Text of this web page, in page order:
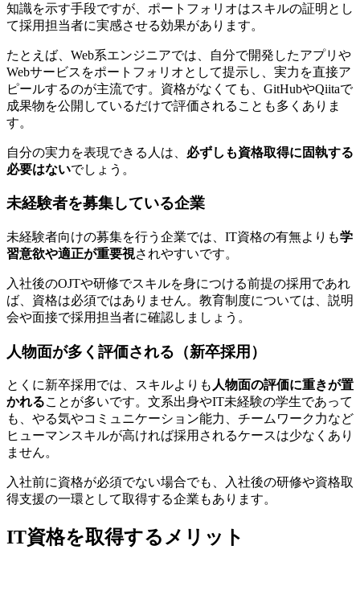
知識を示す手段ですが、ポートフォリオはスキルの証明とし
て採用担当者に実感させる効果があります。
たとえば、Web系エンジニアでは、自分で開発したアプリや
Webサービスをポートフォリオとして提示し、実力を直接ア
ピールするのが主流です。資格がなくても、 GitHubやQiitaで
成果物を公開しているだけで評価される ことも多くありま
す。
自分の実力を表現できる人は、 必ずしも資格取得に固執する
必要はないでしょう。
未経験者を募集している企業
未経験者向けの募集を行う企業では、IT資格の有無よりも学
習意欲や適正が重要視されやすいです。
入社後のOJTや研修でスキルを身につける前提の採用であれ
ば、資格は必須ではありません。教育制度については、 説明
会や面接で採用担当者に確認しましょう。
人物面が多く評価される（新卒採用）
とくに新卒採用では、スキルよりも 人物面の評価に重きが置
かれることが多いです。文系出身やIT未経験の学生であって
も、やる気やコミュニケーション能力、チームワーク力など
ヒューマンスキルが高ければ採用されるケースは少なくあり
ません。
入社前に資格が必須でない場合でも、入社後の研修や資格取
得支援の一環として取得する企業もあります。
IT資格を取得するメリット